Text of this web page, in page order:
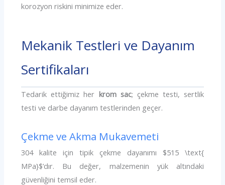
korozyon riskini minimize eder.
Mekanik Testleri ve Dayanım
Sertifikaları
Tedarik ettiğimiz her krom sac; çekme testi, sertlik
testi ve darbe dayanım testlerinden geçer.
Çekme ve Akma Mukavemeti
304 kalite için tipik çekme dayanımı $515 \text{
MPa}$’dır. Bu değer, malzemenin yük altındaki
güvenliğini temsil eder.